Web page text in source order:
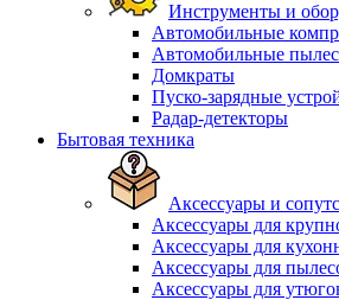
Инструменты и
Автомобильные
Автомобильные
Домкраты
Пуско-зарядные
Радар-детекторы
Бытовая техника
Аксессуары и
Аксессуары для
Аксессуары для
Аксессуары для
Аксессуары для